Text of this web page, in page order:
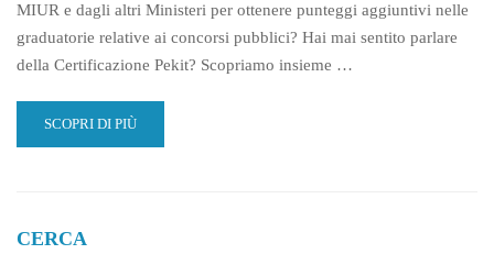
MIUR e dagli altri Ministeri per ottenere punteggi aggiuntivi nelle
graduatorie relative ai concorsi pubblici? Hai mai sentito parlare
della Certificazione Pekit? Scopriamo insieme …
READ
MORE
CERTIFICA
SCOPRI DI PIÙ
CERCA